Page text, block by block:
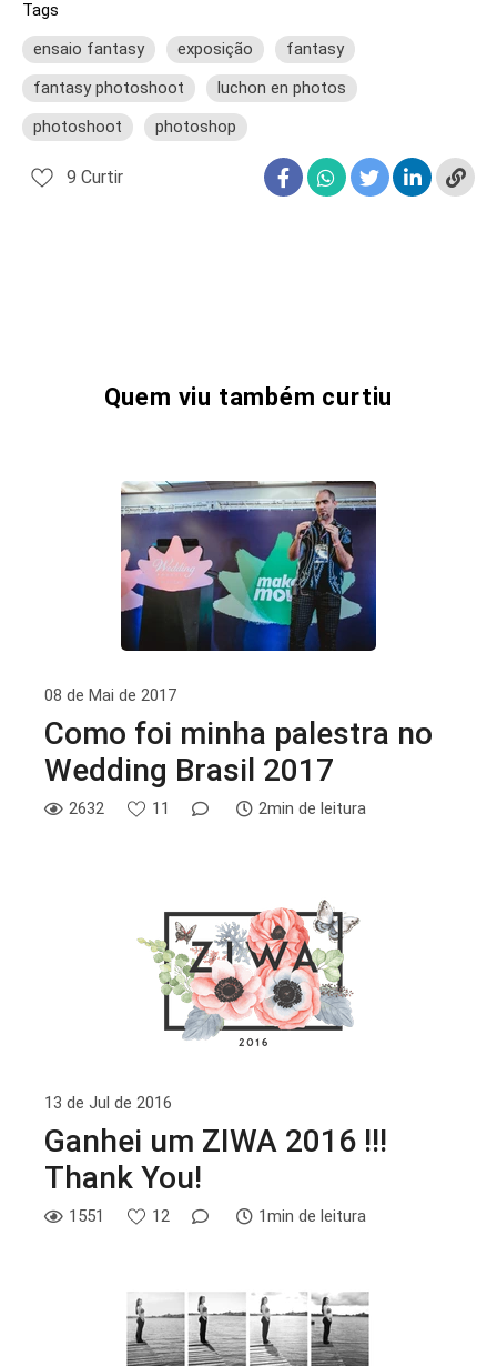
Tags
ensaio fantasy
exposição
fantasy
fantasy photoshoot
luchon en photos
photoshoot
photoshop
9 Curtir
Quem viu também curtiu
08 de Mai de 2017
Como foi minha palestra no
Wedding Brasil 2017
2632 11 2min de leitura
13 de Jul de 2016
Ganhei um ZIWA 2016 !!!
Thank You!
1551 12 1min de leitura